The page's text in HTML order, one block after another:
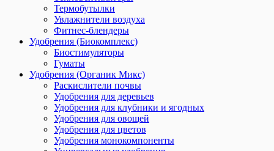
Термобутылки
Увлажнители воздуха
Фитнес-блендеры
Удобрения (Биокомплекс)
Биостимуляторы
Гуматы
Удобрения (Органик Микс)
Раскислители почвы
Удобрения для деревьев
Удобрения для клубники и ягодных
Удобрения для овощей
Удобрения для цветов
Удобрения монокомпоненты